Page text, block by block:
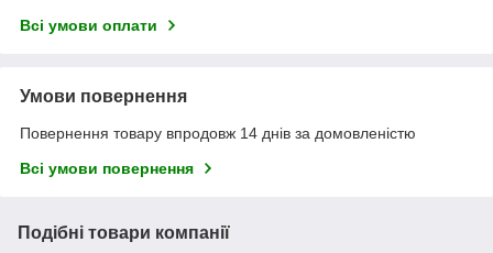
Всі умови оплати
Умови повернення
Повернення товару впродовж 14 днів за домовленістю
Всі умови повернення
Подібні товари компанії